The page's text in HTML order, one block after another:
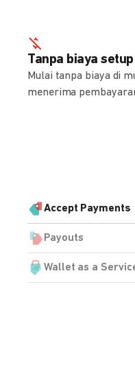
Tanpa biaya setup
Mulai tanpa biaya di
menerima
Accept Payments
Payouts
Wallet as a